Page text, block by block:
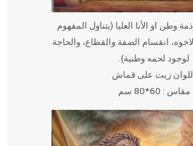
وطن او الأنا العليا (يتناول المفهوم
انقسام الضفة والقطاع، والحاجة
لوجود لحمه وطنية).
زيت على قماش
مقاس : 60*80 سم